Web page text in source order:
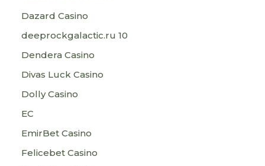
Dazard Casino
deeprockgalactic.ru 10
Dendera Casino
Divas Luck Casino
Dolly Casino
EC
EmirBet Casino
Felicebet Casino